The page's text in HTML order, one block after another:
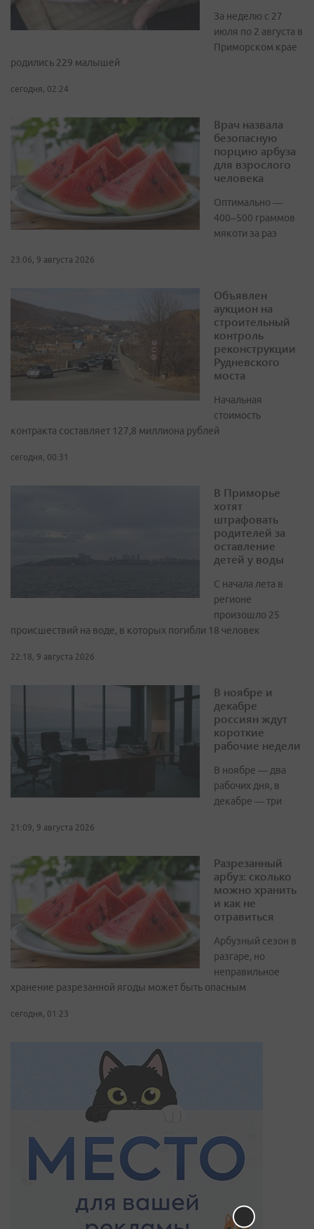
За неделю с 27
июля по 2 августа в
Приморском крае
родились 229 малышей
сегодня, 02:24
Врач назвала
безопасную
порцию арбуза
для взрослого
человека
Оптимально —
400–500 граммов
мякоти за раз
23:06, 9 августа 2026
Объявлен
аукцион на
строительный
контроль
реконструкции
Рудневского
моста
Начальная
стоимость
контракта составляет 127,8 миллиона рублей
сегодня, 00:31
В Приморье
хотят
штрафовать
родителей за
оставление
детей у воды
С начала лета в
регионе
произошло 25
происшествий на воде, в которых погибли 18 человек
22:18, 9 августа 2026
В ноябре и
декабре
россиян ждут
короткие
рабочие недели
В ноябре — два
рабочих дня, в
декабре — три
21:09, 9 августа 2026
Разрезанный
арбуз: сколько
можно хранить
и как не
отравиться
Арбузный сезон в
разгаре, но
неправильное
хранение разрезанной ягоды может быть опасным
сегодня, 01:23